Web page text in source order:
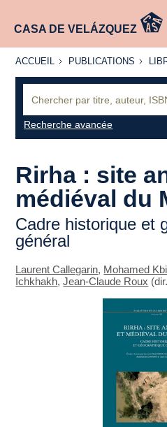
CASA DE VELÁZQUEZ
ACCUEIL
ACCUEIL PUBLICATIONS
PUBLICATIONS
Recherche avancée
Rirha : site
médiéval du
Cadre historique et
général
Laurent Callegarin, Mohamed
Ichkhakh,Jean-Claude Roux